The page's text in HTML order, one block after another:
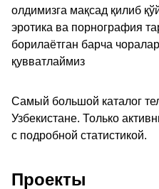
олдимизга мақсад қилиб
эротика ва порнография
борилаётган барча
қувватлаймиз
Самый большой каталог
Узбекистане. Только
с подробной статистикой.
Проекты